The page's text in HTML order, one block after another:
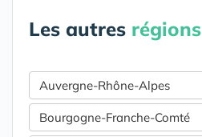
Les autres régions
Auvergne-Rhône-Alpes
Bourgogne-Franche-Comté